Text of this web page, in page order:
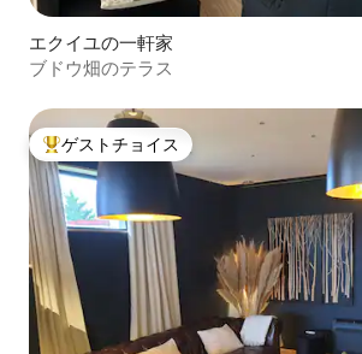
エクイユの一軒家
ブドウ畑のテラス
大好評のゲストチョイスです。
ゲストチョイス